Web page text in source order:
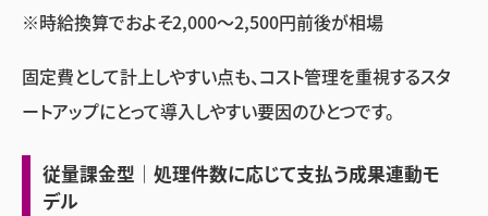
※時給換算でおよそ2,000〜2,500円前後が相場
固定費として計上しやすい点も、コスト管理を重視するスタ
ートアップにとって導入しやすい要因のひとつです。
従量課金型｜処理件数に応じて支払う成果連動モ
デル